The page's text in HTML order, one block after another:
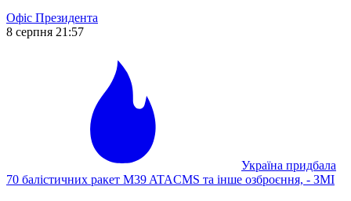
Офіс Президента
8 серпня 21:57
Україна придбала
70 балістичних ракет M39 ATACMS та інше озброєння, - ЗМІ